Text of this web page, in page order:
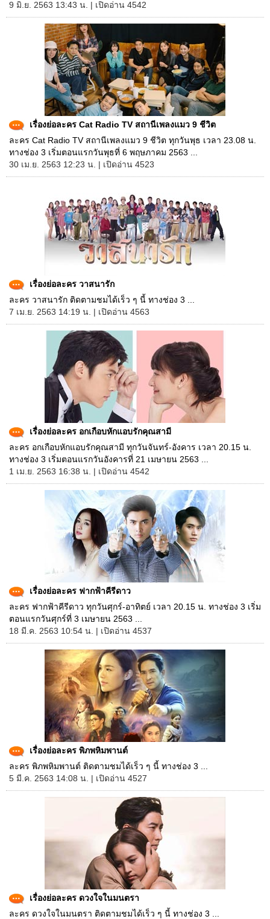
9 มิ.ย. 2563 13:43 น. | เปิดอ่าน 4542
เรื่องย่อละคร Cat Radio TV สถานีเพลงแมว 9 ชีวิต
ละคร Cat Radio TV สถานีเพลงแมว 9 ชีวิต ทุกวันพุธ เวลา 23.08 น.
ทางช่อง 3 เริ่มตอนแรกวันพุธที่ 6 พฤษภาคม 2563 ...
30 เม.ย. 2563 12:23 น. | เปิดอ่าน 4523
เรื่องย่อละคร วาสนารัก
ละคร วาสนารัก ติดตามชมได้เร็ว ๆ นี้ ทางช่อง 3 ...
7 เม.ย. 2563 14:19 น. | เปิดอ่าน 4563
เรื่องย่อละคร อกเกือบหักแอบรักคุณสามี
ละคร อกเกือบหักแอบรักคุณสามี ทุกวันจันทร์-อังคาร เวลา 20.15 น.
ทางช่อง 3 เริ่มตอนแรกวันอังคารที่ 21 เมษายน 2563 ...
1 เม.ย. 2563 16:38 น. | เปิดอ่าน 4542
เรื่องย่อละคร ฟากฟ้าคีรีดาว
ละคร ฟากฟ้าคีรีดาว ทุกวันศุกร์-อาทิตย์ เวลา 20.15 น. ทางช่อง 3 เริ่ม
ตอนแรกวันศุกร์ที่ 3 เมษายน 2563 ...
18 มี.ค. 2563 10:54 น. | เปิดอ่าน 4537
เรื่องย่อละคร พิภพหิมพานต์
ละคร พิภพหิมพานต์ ติดตามชมได้เร็ว ๆ นี้ ทางช่อง 3 ...
5 มี.ค. 2563 14:08 น. | เปิดอ่าน 4527
เรื่องย่อละคร ดวงใจในมนตรา
ละคร ดวงใจในมนตรา ติดตามชมได้เร็ว ๆ นี้ ทางช่อง 3 ...